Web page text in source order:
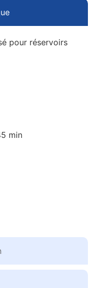
pour réservoirs
min